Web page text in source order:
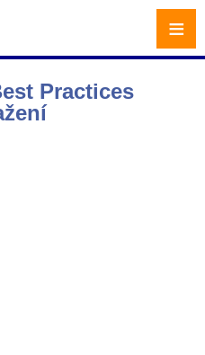
Practices
≡